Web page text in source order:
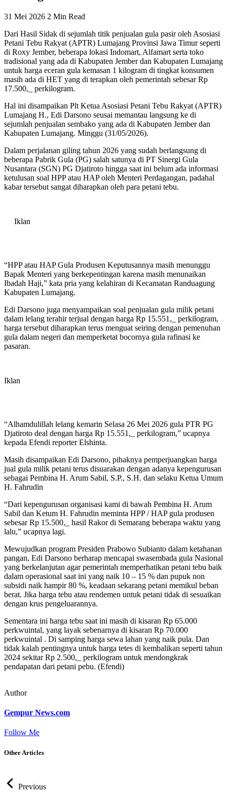
31 Mei 2026 2 Min Read
Dari Hasil Sidak di sejumlah titik penjualan gula pasir oleh Asosiasi
Petani Tebu Rakyat (APTR) Lumajang Provinsi Jawa Timur seperti
di Roxy Jember, beberapa lokasi Indomart, Alfamart serta toko
tradisional yang ada di Kabupaten Jember dan Kabupaten Lumajang
untuk harga eceran gula kemasan 1 kilogram di tingkat konsumen
masih ada di HET yang di terapkan oleh pemerintah sebesar Rp
17.500,_ perkilogram.
Hal ini disampaikan Plt Ketua Asosiasi Petani Tebu Rakyat (APTR)
Lumajang H., Edi Darsono seusai memantau langsung ke di
sejumlah penjualan sembako yang ada di Kabupaten Jember dan
Kabupaten Lumajang. Minggu (31/05/2026).
Dalam perjalanan giling tahun 2026 yang sudah berlangsung di
beberapa Pabrik Gula (PG) salah satunya di PT Sinergi Gula
Nusantara (SGN) PG Djatiroto hingga saat ini belum ada informasi
ketulusan soal HPP atau HAP oleh Menteri Perdagangan, padahal
kabar tersebut sangat diharapkan oleh para petani tebu.
Iklan
“HPP atau HAP Gula Produsen Keputusannya masih menunggu
Bapak Menteri yang berkepentingan karena masih menunaikan
Ibadah Haji,” kata pria yang kelahiran di Kecamatan Randuagung
Kabupaten Lumajang.
Edi Darsono juga menyampaikan soal penjualan gula milik petani
dalam lelang terahir terjual dengan harga Rp 15.551,_ perkilogram,
harga tersebut diharapkan terus menguat seiring dengan pemenuhan
gula dalam negeri dan memperketat bocornya gula rafinasi ke
pasaran.
Iklan
“Alhamdulillah lelang kemarin Selasa 26 Mei 2026 gula PTR PG
Djatiroto deal dengan harga Rp 15.551,_ perkilogram,” ucapnya
kepada Efendi reporter Elshinta.
Masih disampaikan Edi Darsono, pihaknya pemperjuangkan harga
jual gula milik petani terus disuarakan dengan adanya kepengurusan
sebagai Pembina H. Arum Sabil, S.P., S.H. dan selaku Ketua Umum
H. Fahrudin
“Dari kepengurusan organisasi kami di bawah Pembina H. Arum
Sabil dan Ketum H. Fahrudin meminta HPP / HAP gula produsen
sebesar Rp 15.500,_ hasil Rakor di Semarang beberapa waktu yang
lalu,” ucapnya lagi.
Mewujudkan program Presiden Prabowo Subianto dalam ketahanan
pangan, Edi Darsono berharap mencapai swasembada gula Nasional
yang berkelanjutan agar pemerintah memperhatikan petani tebu baik
dalam operasional saat ini yang naik 10 – 15 % dan pupuk non
subsidi naik hampir 80 %, keadaan sekarang petani memikul beban
berat. Jika harga tebu atau rendemen untuk petani tidak di sesuaikan
dengan krus pengeluarannya.
Sementara ini harga tebu saat ini masih di kisaran Rp 65.000
perkwuintal, yang layak sebenarnya di kisaran Rp 70.000
perkwuintal . Di samping harga sewa lahan yang naik pula. Dan
tidak kalah pentingnya untuk harga tetes di kembalikan seperti tahun
2024 sekitar Rp 2.500,_ perkilogram untuk mendongkrak
pendapatan dari petani pebu. (Efendi)
Author
Gempur News.com
Follow Me
Other Articles
Previous